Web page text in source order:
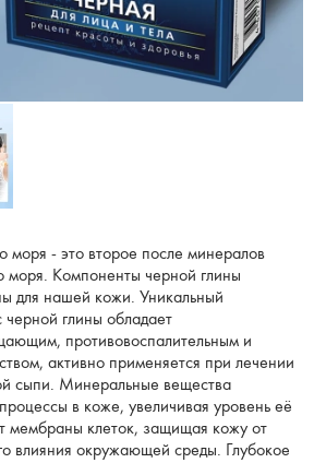
моря - это второе после минералов
моря. Компоненты черной глины
для нашей кожи. Уникальный
глины обладает
противовоспалительным и
активно применяется при лечении
сыпи. Минеральные вещества
в коже, увеличивая уровень её
мембраны клеток, защищая кожу от
влияния окружающей среды. Глубокое